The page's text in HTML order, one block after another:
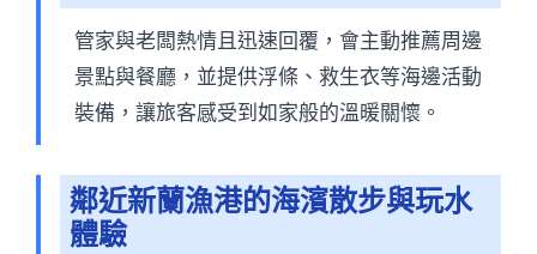
管家與老闆熱情且迅速回覆，會主動推薦周邊
景點與餐廳，並提供浮條、救生衣等海邊活動
裝備，讓旅客感受到如家般的溫暖關懷。
鄰近新蘭漁港的海濱散步與玩水
體驗